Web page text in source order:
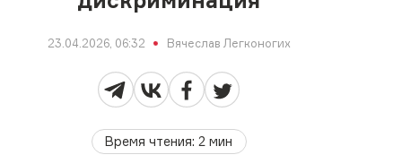
23.04.2026, 06:32 Вячеслав Легконогих
Время чтения:2 мин